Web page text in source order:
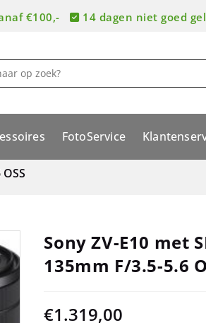
€100,- 14 dagen niet goed
FotoService
Sony ZV-E10 met
135mm F/3.5-5.6
€1.319,00